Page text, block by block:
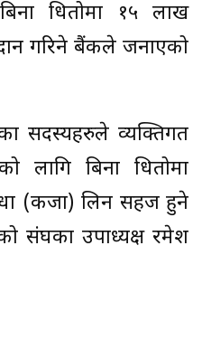
धितोमा १५ लाख
गरिने बैंकले जनाएको
सदस्यहरुले व्यक्तिगत
लागि बिना धितोमा
(कर्जा) लिन सहज हुने
संघका उपाध्यक्ष रमेश